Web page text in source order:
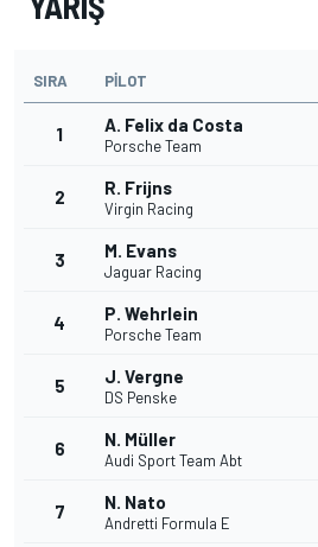
SIRA PILOT
1 A. Felix da Costa
Porsche Team
2 R. Frijns
Virgin Racing
3 M. Evans
Jaguar Racing
4 P. Wehrlein
Porsche Team
5 J. Vergne
DS Penske
6 N. Müller
Audi Sport Team Abt
7 N. Nato
Andretti Formula E